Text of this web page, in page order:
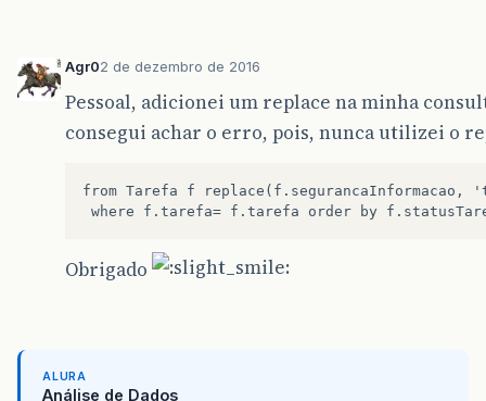
Agr02 de dezembro de 2016
Pessoal, adicionei um replace na minha
consegui achar o erro, pois, nunca utilizei o
from Tarefa f
Obrigado
ALURA
Análise de Dados